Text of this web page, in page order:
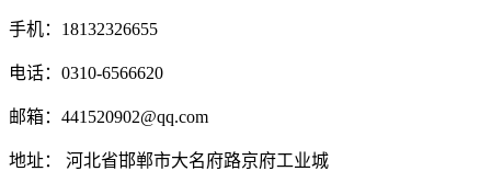
手机：18132326655
电话：0310-6566620
邮箱：441520902@qq.com
地址： 河北省邯郸市大名府路京府工业城